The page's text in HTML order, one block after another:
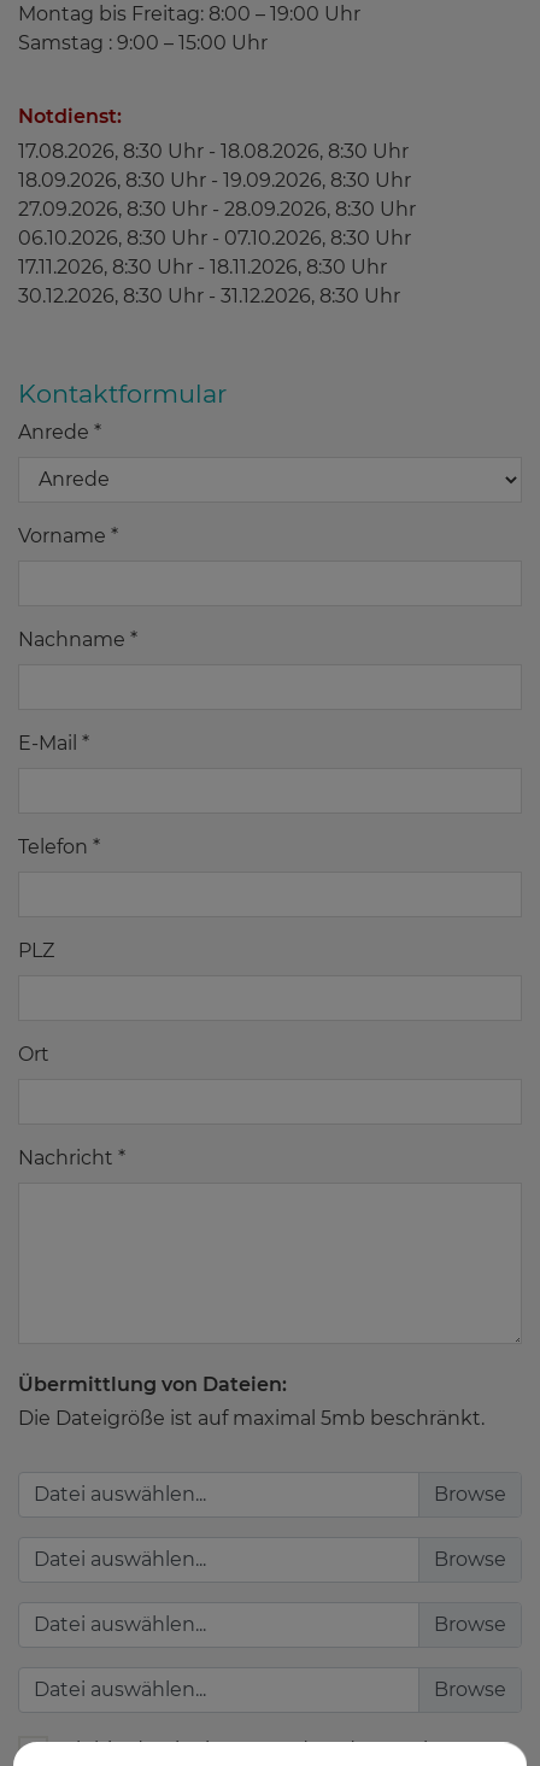
Montag bis Freitag: 8:00 – 19:00 Uhr
Samstag : 9:00 – 15:00 Uhr
Notdienst:
17.08.2026, 8:30 Uhr - 18.08.2026, 8:30 Uhr
18.09.2026, 8:30 Uhr - 19.09.2026, 8:30 Uhr
27.09.2026, 8:30 Uhr - 28.09.2026, 8:30 Uhr
06.10.2026, 8:30 Uhr - 07.10.2026, 8:30 Uhr
17.11.2026, 8:30 Uhr - 18.11.2026, 8:30 Uhr
30.12.2026, 8:30 Uhr - 31.12.2026, 8:30 Uhr
Kontaktformular
Anrede *
Vorname *
Nachname *
E-Mail *
Telefon *
PLZ
Ort
Nachricht *
Übermittlung von Dateien:
Die Dateigröße ist auf maximal 5mb beschränkt.
Datei auswählen...
Datei auswählen...
Datei auswählen...
Datei auswählen...